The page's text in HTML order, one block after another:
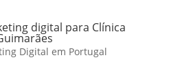
digital para Clínica
Digital em Portugal